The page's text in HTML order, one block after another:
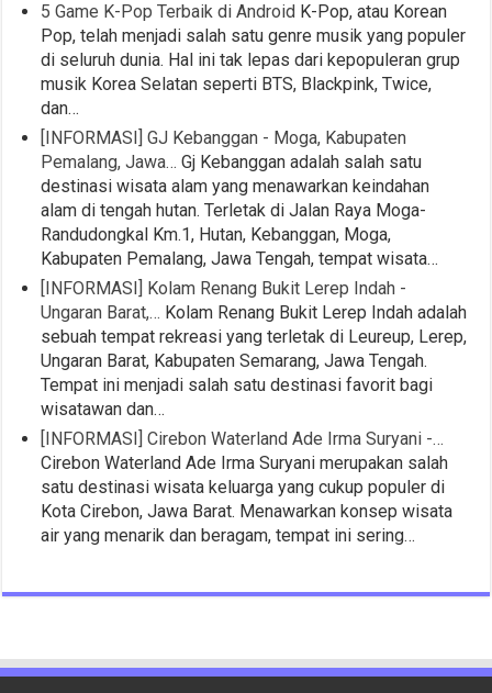
5 Game K-Pop Terbaik di Android K-Pop, atau Korean
Pop, telah menjadi salah satu genre musik yang populer
di seluruh dunia. Hal ini tak lepas dari kepopuleran grup
musik Korea Selatan seperti BTS, Blackpink, Twice,
dan…
[INFORMASI] GJ Kebanggan - Moga, Kabupaten
Pemalang, Jawa… Gj Kebanggan adalah salah satu
destinasi wisata alam yang menawarkan keindahan
alam di tengah hutan. Terletak di Jalan Raya Moga-
Randudongkal Km.1, Hutan, Kebanggan, Moga,
Kabupaten Pemalang, Jawa Tengah, tempat wisata…
[INFORMASI] Kolam Renang Bukit Lerep Indah -
Ungaran Barat,… Kolam Renang Bukit Lerep Indah adalah
sebuah tempat rekreasi yang terletak di Leureup, Lerep,
Ungaran Barat, Kabupaten Semarang, Jawa Tengah.
Tempat ini menjadi salah satu destinasi favorit bagi
wisatawan dan…
[INFORMASI] Cirebon Waterland Ade Irma Suryani -…
Cirebon Waterland Ade Irma Suryani merupakan salah
satu destinasi wisata keluarga yang cukup populer di
Kota Cirebon, Jawa Barat. Menawarkan konsep wisata
air yang menarik dan beragam, tempat ini sering…